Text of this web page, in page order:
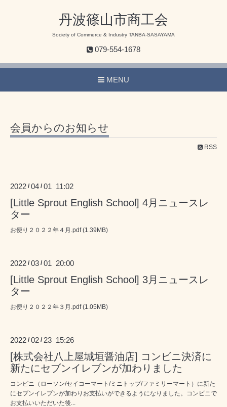
丹波篠山市商工会
Society of Commerce & Industry TANBA-SASAYAMA
079-554-1678
MENU
会員からのお知らせ
RSS
2022 /04 /01 11:02
[Little Sprout English School] 4月ニュースレ
ター
お便り２０２２年４月.pdf (1.39MB)
2022 /03 /01 20:00
[Little Sprout English School] 3月ニュースレ
ター
お便り２０２２年３月.pdf (1.05MB)
2022 /02 / 23 15:26
[株式会社八上屋城垣醤油店] コンビニ決済に
新たにセブンイレブンが加わりました
コンビニ（ローソン/セイコーマート/ミニトップ/ファミリーマート）に新た
にセブンイレブンが加わりお支払いができるようになりました。コンビニで
お支払いいただいた後...